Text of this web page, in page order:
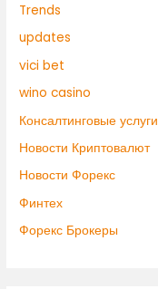
Trends
updates
vici bet
wino casino
Консалтинговые услуги
Новости Криптовалют
Новости Форекс
Финтех
Форекс Брокеры